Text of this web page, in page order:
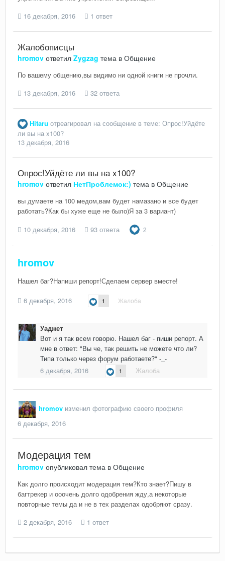
16 декабря, 2016
1 ответ
Жалобописцы
hromov ответил Zygzag тема в Общение
По вашему общению,вы видимо ни одной книги не прочли.
13 декабря, 2016
32 ответа
Hitaru отреагировал на сообщение в теме: Опрос!Уйдёте
ли вы на x100?
13 декабря, 2016
Опрос!Уйдёте ли вы на x100?
hromov ответил НетПроблемок:) тема в Общение
вы думаете на 100 медом,вам будет намазано и все будет
работать?Как бы хуже еще не было)Я за 3 вариант)
10 декабря, 2016
93 ответа 2
hromov
Нашел баг?Напиши репорт!Сделаем сервер вместе!
6 декабря, 2016 1 Жалоба
Уаджет
Вот и я так всем говорю. Нашел баг - пиши репорт. А
мне в ответ: "Вы че, так решить не можете что ли?
Типа только через форум работаете?" -_-
6 декабря, 2016
1 Жалоба
hromov изменил фотографию своего профиля
6 декабря, 2016
Модерация тем
hromov опубликовал тема в Общение
Как долго происходит модерация тем?Кто знает?Пишу в
багтрекер и ооочень долго одобрения жду,а некоторые
повторные темы да и не в тех разделах одобряют сразу.
2 декабря, 2016
1 ответ